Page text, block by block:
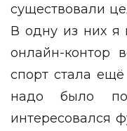
существовали
В одну из них я
онлайн-контор
спорт стала
надо было
интересовался